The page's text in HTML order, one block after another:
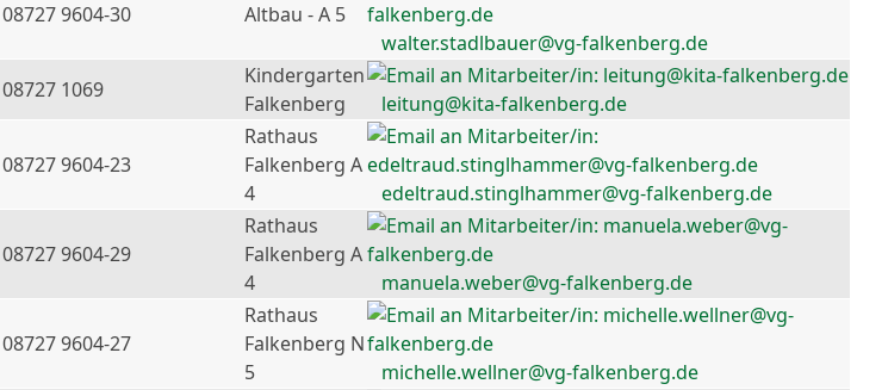
08727 9604-30
Altbau - A 5
walter.stadlbauer@vg-falkenberg.de
08727 1069
Kindergarten
Falkenberg
leitung@kita-falkenberg.de
08727 9604-23
Rathaus
Falkenberg A
4
edeltraud.stinglhammer@vg-falkenberg.de
08727 9604-29
Rathaus
Falkenberg A
4
manuela.weber@vg-falkenberg.de
08727 9604-27
Rathaus
Falkenberg N
5
michelle.wellner@vg-falkenberg.de